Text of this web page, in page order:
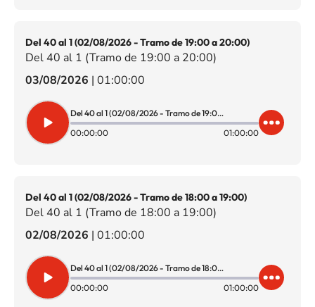
Del 40 al 1 (02/08/2026 - Tramo de 19:00 a 20:00)
Del 40 al 1 (Tramo de 19:00 a 20:00)
03/08/2026 | 01:00:00
Del 40 al 1 (02/08/2026 - Tramo de 19:00 a 20:00)
00:00:00
01:00:00
Del 40 al 1 (02/08/2026 - Tramo de 18:00 a 19:00)
Del 40 al 1 (Tramo de 18:00 a 19:00)
02/08/2026 | 01:00:00
Del 40 al 1 (02/08/2026 - Tramo de 18:00 a 19:00)
00:00:00
01:00:00